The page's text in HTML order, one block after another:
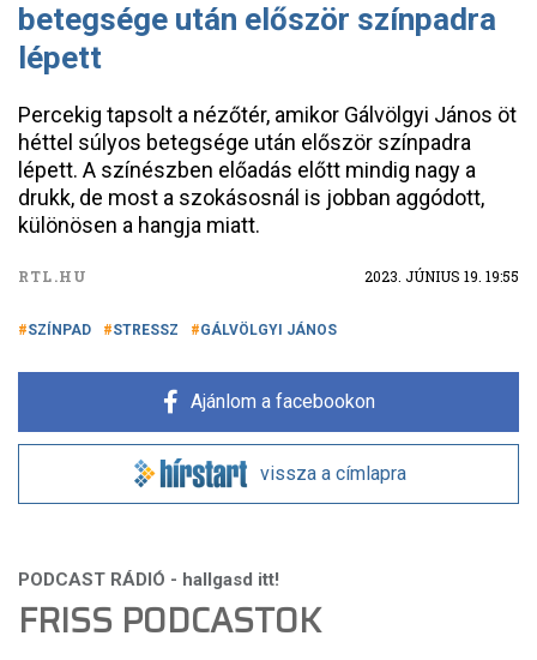
betegsége után először színpadra
lépett
Percekig tapsolt a nézőtér, amikor Gálvölgyi János öt
héttel súlyos betegsége után először színpadra
lépett. A színészben előadás előtt mindig nagy a
drukk, de most a szokásosnál is jobban aggódott,
különösen a hangja miatt.
RTL.HU 2023. JÚNIUS 19. 19:55
SZÍNPAD STRESSZ GÁLVÖLGYI JÁNOS
Ajánlom a facebookon
vissza a címlapra
FRISS PODCASTOK